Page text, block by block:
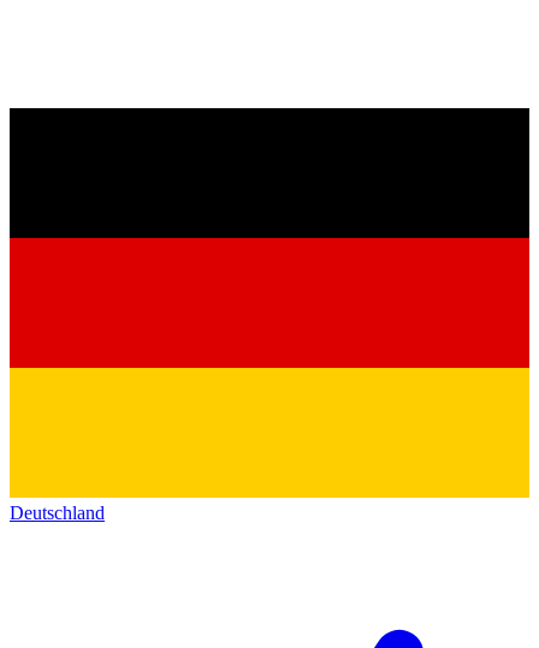
Deutschland